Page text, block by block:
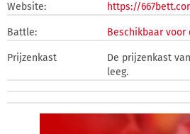
Website: https://
Battle: Beschikbaar voor
Prijzenkast
De prijzenkast
leeg.